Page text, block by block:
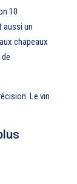
10
aussi un
chapeaux
Le vin